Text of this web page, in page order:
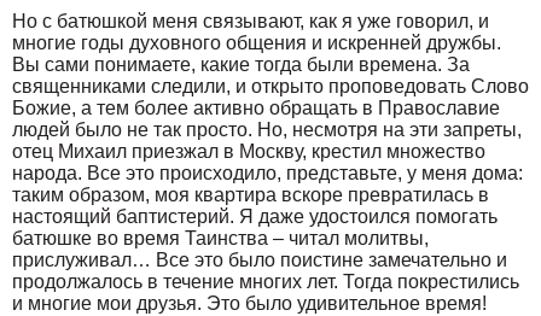
Но с батюшкой меня связывают, как я уже говорил, и
многие годы духовного общения и искренней дружбы.
Вы сами понимаете, какие тогда были времена. За
священниками следили, и открыто проповедовать Слово
Божие, а тем более активно обращать в Православие
людей было не так просто. Но, несмотря на эти запреты,
отец Михаил приезжал в Москву, крестил множество
народа. Все это происходило, представьте, у меня дома:
таким образом, моя квартира вскоре превратилась в
настоящий баптистерий. Я даже удостоился помогать
батюшке во время Таинства – читал молитвы,
прислуживал… Все это было поистине замечательно и
продолжалось в течение многих лет. Тогда покрестились
и многие мои друзья. Это было удивительное время!